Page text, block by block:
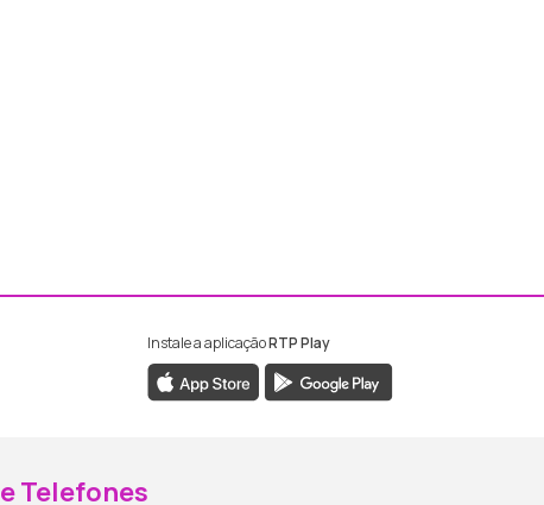
da RTP Madeira
da RTP Madeira
Instale a aplicaçãoRTP Play
Telefones